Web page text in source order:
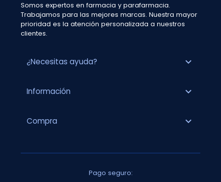
Somos expertos en farmacia y parafarmacia.
Trabajamos para las mejores marcas. Nuestra mayor
prioridad es la atención personalizada a nuestros
clientes.
¿Necesitas ayuda? expand_more
Información expand_more
Compra expand_more
Pago seguro: